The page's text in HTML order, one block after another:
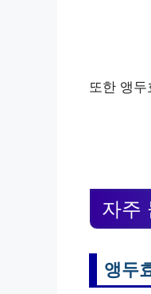
또한 앵
자주
앵두